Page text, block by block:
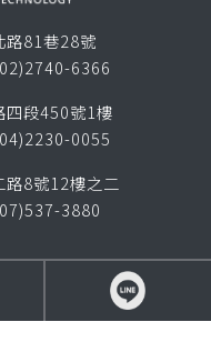
路81巷28號
6366
四段450號1樓
0055
8號12樓之二
3880